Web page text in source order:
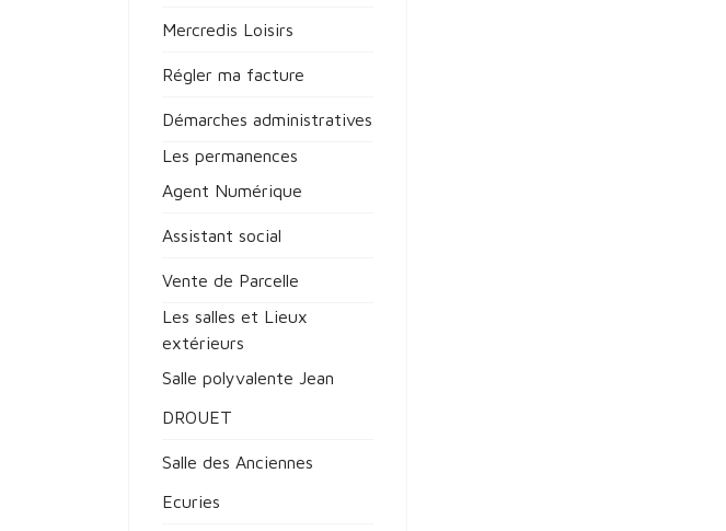
Mercredis Loisirs
Régler ma facture
Démarches administratives
Les permanences
Agent Numérique
Assistant social
Vente de Parcelle
Les salles et Lieux
extérieurs
Salle polyvalente Jean
DROUET
Salle des Anciennes
Ecuries